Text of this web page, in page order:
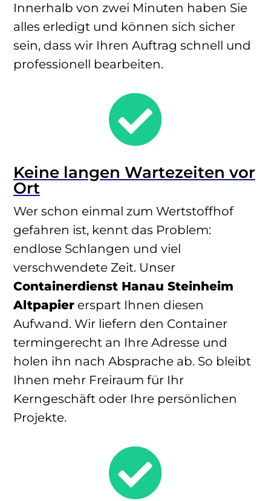
Innerhalb von zwei Minuten haben Sie
alles erledigt und können sich sicher
sein, dass wir Ihren Auftrag schnell und
professionell bearbeiten.

Keine langen Wartezeiten vor
Ort
Wer schon einmal zum Wertstoffhof
gefahren ist, kennt das Problem:
endlose Schlangen und viel
verschwendete Zeit. Unser
Containerdienst Hanau Steinheim
Altpapier erspart Ihnen diesen
Aufwand. Wir liefern den Container
termingerecht an Ihre Adresse und
holen ihn nach Absprache ab. So bleibt
Ihnen mehr Freiraum für Ihr
Kerngeschäft oder Ihre persönlichen
Projekte.
